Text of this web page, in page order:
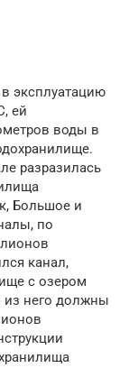
эксплуатацию
ей
воды в
разразилась
Большое и
по
канал,
с озером
из него должны